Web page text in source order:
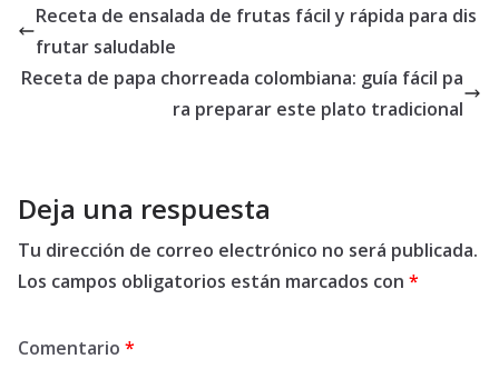
Receta de ensalada de frutas fácil y rápida para dis
frutar saludable
Receta de papa chorreada colombiana: guía fácil pa
ra preparar este plato tradicional
Deja una respuesta
Tu dirección de correo electrónico no será publicada.
Los campos obligatorios están marcados con *
Comentario *